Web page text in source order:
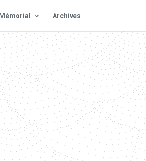
Mémorial Archives